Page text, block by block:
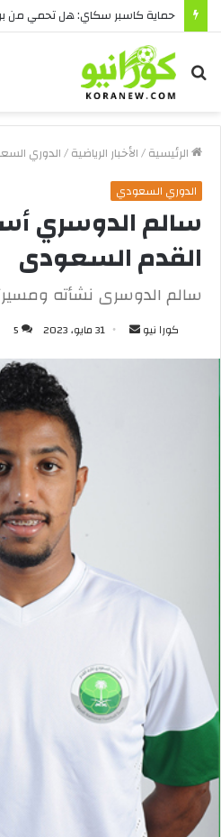
بحث
عن
الرئيسية/الأخبار الرياضية/الدوري
الدوري السعودي
سالم الدوسري
القدم السعودى
سالم الدوسرى نشأته
كورا نيو
أرسل 31 مايو، 2023 5